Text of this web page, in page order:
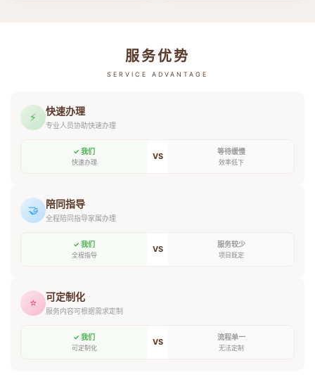
服务优势
SERVICE ADVANTAGE
⚡ 快速办理
专业人员协助快速办理
✓ 我们
快速办理
VS 等待缓慢
效率低下
🤝 陪同指导
全程陪同指导家属办理
✓ 我们
全程指导
VS 服务较少
项目既定
⭐ 可定制化
服务内容可根据需求定制
✓ 我们
可定制化
VS 流程单一
无法定制